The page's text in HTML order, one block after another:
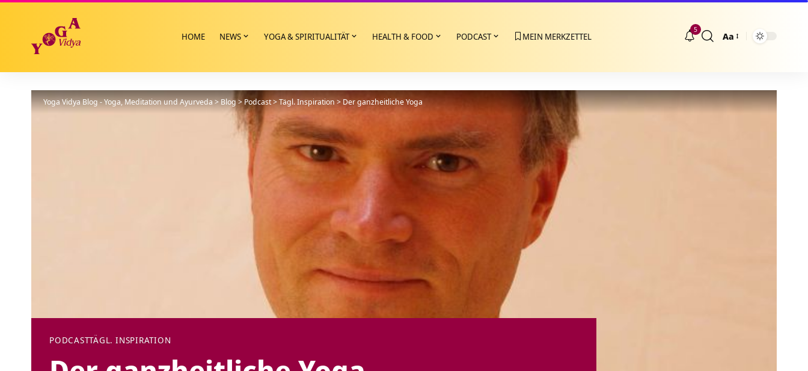
HOME NEWS YOGA & SPIRITUALITÄT HEALTH & FOOD PODCAST MEIN MERKZETTEL
5
Größenänderung
Aa
Yoga Vidya Blog - Yoga, Meditation und Ayurveda>Blog>Podcast>Tägl. Inspiration>Der ganzheitliche Yoga
PODCASTTÄGL. INSPIRATION